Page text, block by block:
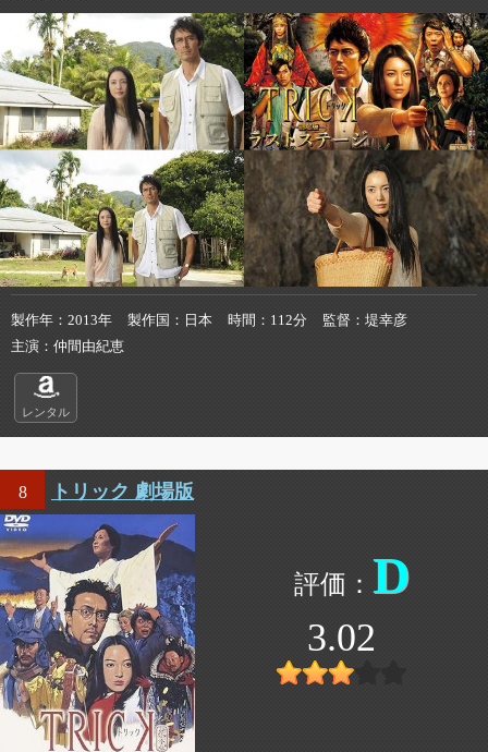
製作年 2013年 製作国 日本 時間 112分 監督
堤幸彦
主演
仲間由紀恵
レンタル
8 トリック 劇場版
D
3.02